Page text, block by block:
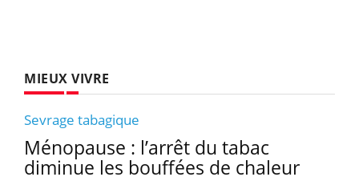
MIEUX VIVRE
Sevrage tabagique
Ménopause : l’arrêt du tabac
diminue les bouffées de chaleur